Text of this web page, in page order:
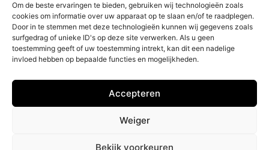
Om de beste ervaringen te bieden, gebruiken wij technologieën zoals
cookies om informatie over uw apparaat op te slaan en/of te raadplegen.
Door in te stemmen met deze technologieën kunnen wij gegevens zoals
surfgedrag of unieke ID's op deze site verwerken. Als u geen
toestemming geeft of uw toestemming intrekt, kan dit een nadelige
invloed hebben op bepaalde functies en mogelijkheden.
Accepteren
Weiger
Bekijk voorkeuren
Beleid
Privacy policy
Cookie policy
Beleidsplan 2022-2025
Foto's website:
Leontien van Klaveren, Raymond Lobker, Marcel
van Dijk, Willem de Zanger